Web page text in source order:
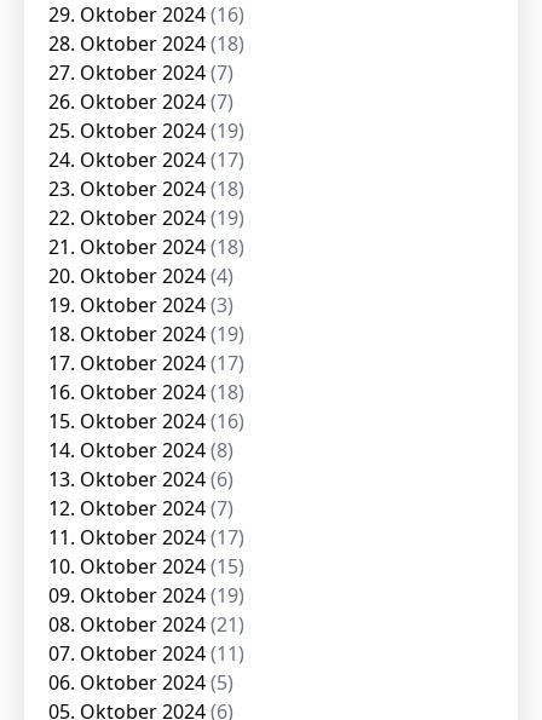
29. Oktober 2024(16)
28. Oktober 2024(18)
27. Oktober 2024(7)
26. Oktober 2024(7)
25. Oktober 2024(19)
24. Oktober 2024(17)
23. Oktober 2024(18)
22. Oktober 2024(19)
21. Oktober 2024(18)
20. Oktober 2024(4)
19. Oktober 2024(3)
18. Oktober 2024(19)
17. Oktober 2024(17)
16. Oktober 2024(18)
15. Oktober 2024(16)
14. Oktober 2024(8)
13. Oktober 2024(6)
12. Oktober 2024(7)
11. Oktober 2024(17)
10. Oktober 2024(15)
09. Oktober 2024(19)
08. Oktober 2024(21)
07. Oktober 2024(11)
06. Oktober 2024(5)
05. Oktober 2024(6)